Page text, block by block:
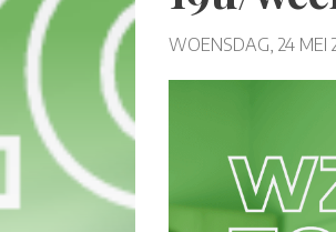
WOENSDAG, 24 MEI